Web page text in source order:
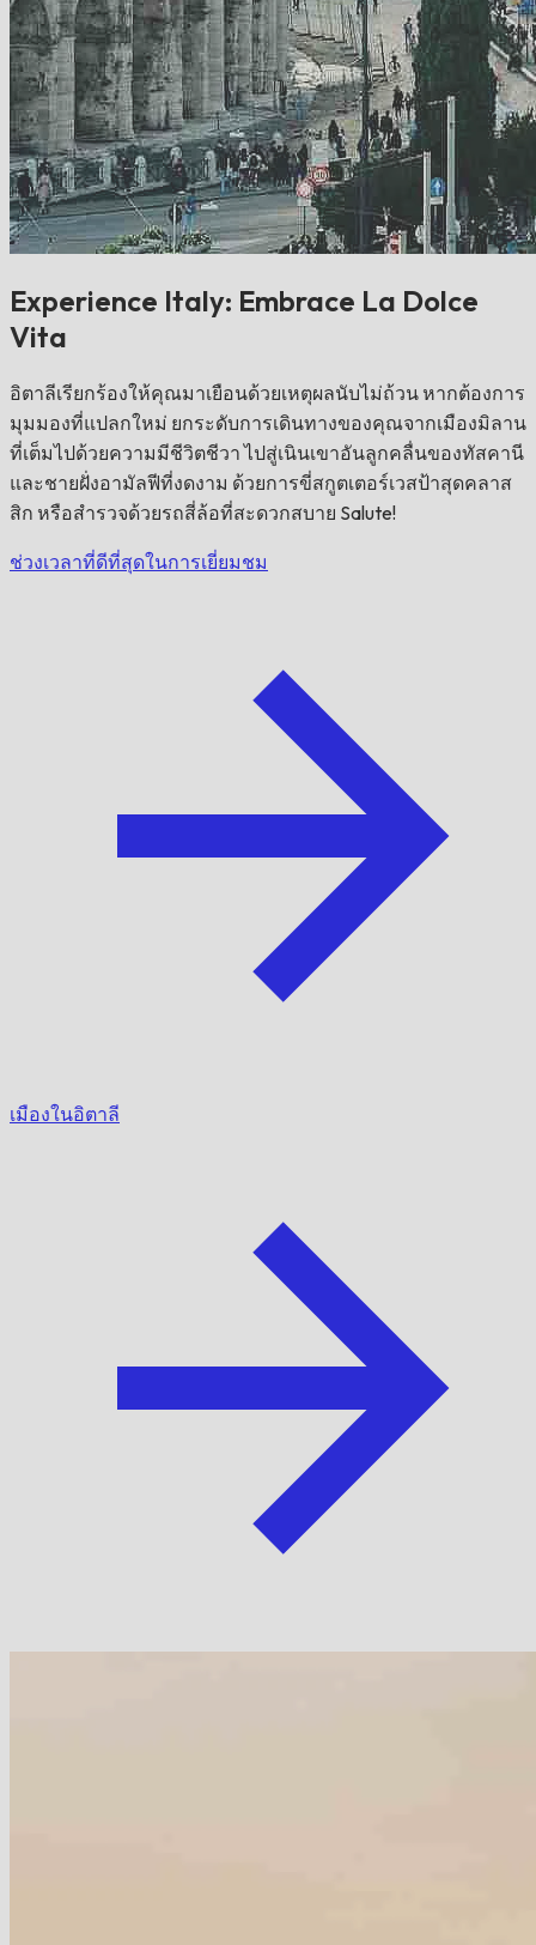
Experience Italy: Embrace La Dolce
Vita
อิตาลีเรียกร้องให้คุณมาเยือนด้วยเหตุผลนับไม่ถ้วน หากต้องการ
มุมมองที่แปลกใหม่ ยกระดับการเดินทางของคุณจากเมืองมิลาน
ที่เต็มไปด้วยความมีชีวิตชีวา ไปสู่เนินเขาอันลูกคลื่นของทัสคานี
และชายฝั่งอามัลฟีที่งดงาม ด้วยการขี่สกูตเตอร์เวสป้าสุดคลาส
สิก หรือสำรวจด้วยรถสี่ล้อที่สะดวกสบาย Salute!
ช่วงเวลาที่ดีที่สุดในการเยี่ยมชม
เมืองในอิตาลี